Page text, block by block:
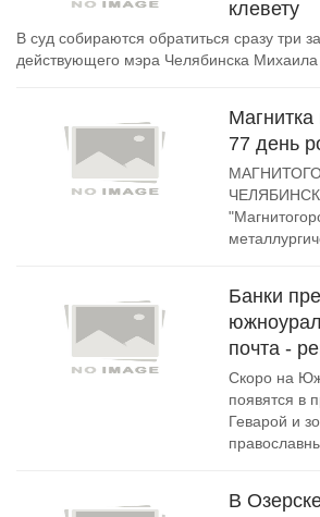
клевету
В суд собираются обратиться сразу три
действующего мэра Челябинска
Магнитка
77 день
Банки
почта -
Скоро на
появятся в
Геварой и
В